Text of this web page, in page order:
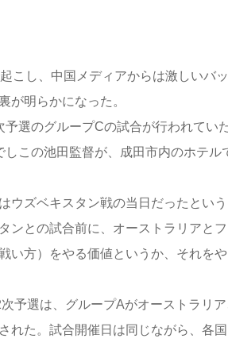
こし、中国メディアからは激しいバ
が明らかになった。
選のグループCの試合が行われてい
この池田監督が、成田市内のホテ
ズベキスタン戦の当日だったという
ンとの試合前に、オーストラリアと
い方）をやる価値というか、それを
予選は、グループAがオーストラリ
れた。試合開催日は同じながら、各